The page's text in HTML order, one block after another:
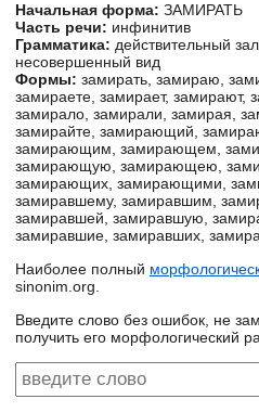
Начальная форма: ЗАМИРАТЬ
Часть речи: инфинитив
Грамматика: действительный
несовершенный вид
Формы: замирать, замираю,
замираете, замирает, замирают,
замирало, замирали, замирая,
замирайте, замирающий,
замирающим, замирающем,
замирающую, замирающею,
замирающих, замирающими,
замиравшему, замиравшим,
замиравшей, замиравшую,
замиравшие, замиравших,
Наиболее полный
sinonim.org.
Введите слово без ошибок, не
получить его морфологический